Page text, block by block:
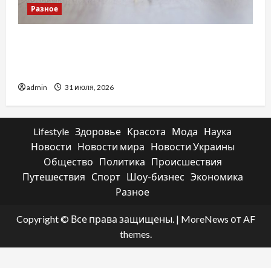
Разное
admin 31 июля, 2026
Lifestyle Здоровье Красота Мода
Наука
Новости
Новости мира
Новости Украины
Общество
Политика
Происшествия
Путешествия
Спорт Шоу-бизнес Экономика
Разное
Copyright © Все права защищены. | MoreNews от AF
themes.